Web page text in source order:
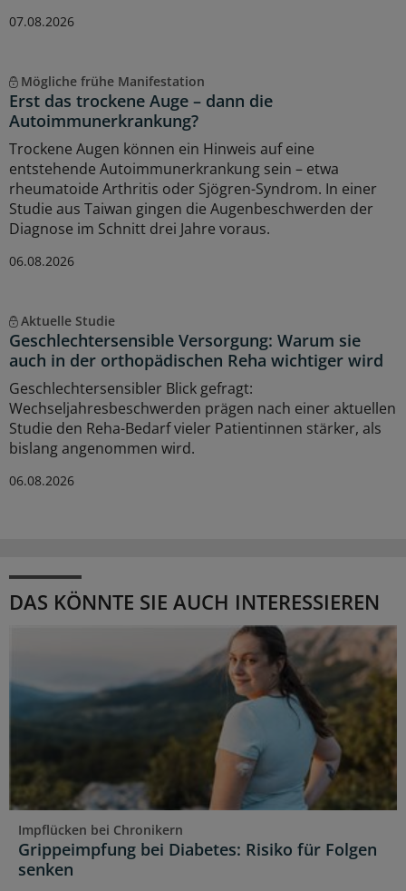
07.08.2026
Mögliche frühe Manifestation
Erst das trockene Auge – dann die
Autoimmunerkrankung?
Trockene Augen können ein Hinweis auf eine
entstehende Autoimmunerkrankung sein – etwa
rheumatoide Arthritis oder Sjögren-Syndrom. In einer
Studie aus Taiwan gingen die Augenbeschwerden der
Diagnose im Schnitt drei Jahre voraus.
06.08.2026
Aktuelle Studie
Geschlechtersensible Versorgung: Warum sie
auch in der orthopädischen Reha wichtiger wird
Geschlechtersensibler Blick gefragt:
Wechseljahresbeschwerden prägen nach einer aktuellen
Studie den Reha-Bedarf vieler Patientinnen stärker, als
bislang angenommen wird.
06.08.2026
DAS KÖNNTE SIE AUCH INTERESSIEREN
Impflücken bei Chronikern
Grippeimpfung bei Diabetes: Risiko für Folgen
senken